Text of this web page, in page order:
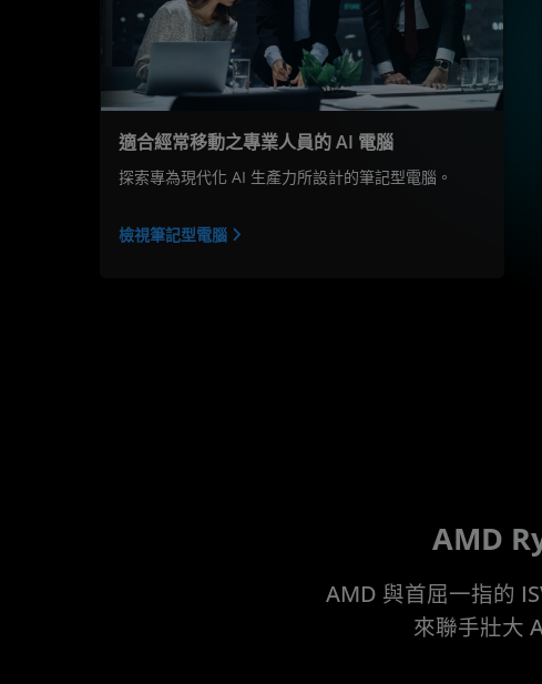
適合經常移動之專業人員的 AI 電腦
探索專為現代化 AI 生產力所設計的筆記型電腦。
檢視筆記型電腦
AMD
AMD 與首屈一指的
來聯手壯大